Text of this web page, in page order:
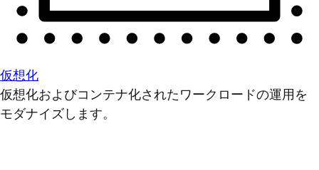
仮想化
仮想化およびコンテナ化されたワークロードの運用を
モダナイズします。